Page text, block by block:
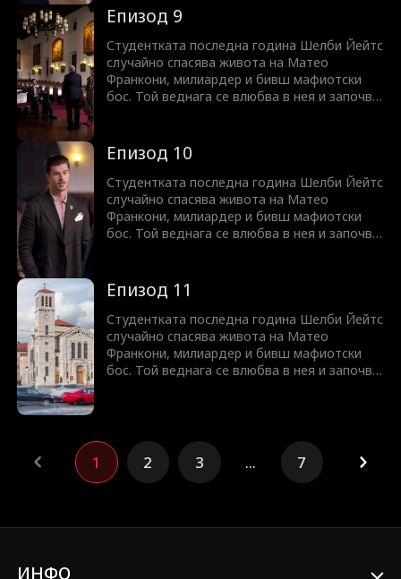
колкото изглежда? Или притежава душа,
достойна за нейната любов?
Епизод 9
Студентката последна година Шелби Йейтс
случайно спасява живота на Матео
Франкони, милиардер и бивш мафиотски
бос. Той веднага се влюбва в нея и започва
колкото изглежда? Или притежава душа,
достойна за нейната любов?
Епизод 10
Студентката последна година Шелби Йейтс
случайно спасява живота на Матео
Франкони, милиардер и бивш мафиотски
бос. Той веднага се влюбва в нея и започва
колкото изглежда? Или притежава душа,
достойна за нейната любов?
Епизод 11
Студентката последна година Шелби Йейтс
случайно спасява живота на Матео
Франкони, милиардер и бивш мафиотски
бос. Той веднага се влюбва в нея и започва
достойна за нейната любов?
1 2 3 ... 7
ИНФО